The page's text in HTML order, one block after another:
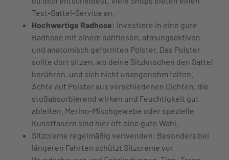
Test-Sattel-Service an.
Hochwertige Radhose: Investiere in eine gute
Radhose mit einem nahtlosen, atmungsaktiven
und anatomisch geformten Polster. Das Polster
sollte dort sitzen, wo deine Sitzknochen den Sattel
berühren, und sich nicht unangenehm falten.
Achte auf Polster aus verschiedenen Dichten, die
stoßabsorbierend wirken und Feuchtigkeit gut
ableiten. Merino-Mischgewebe oder spezielle
Kunstfasern sind hier oft eine gute Wahl.
Sitzcreme regelmäßig verwenden: Besonders bei
längeren Fahrten schützt Sitzcreme vor